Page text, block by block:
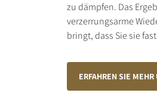
zu dämpfen. Das
verzerrungsarme
bringt, dass Sie sie
ERFAHREN SIE MEHR